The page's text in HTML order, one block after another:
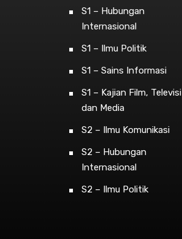
S1 – Hubungan
Internasional
S1 – Ilmu Politik
S1 – Sains Informasi
S1 – Kajian Film, Televisi
dan Media
S2 – Ilmu Komunikasi
S2 – Hubungan
Internasional
S2 – Ilmu Politik